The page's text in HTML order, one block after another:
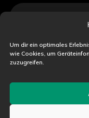
Um dir ein optimales
wie Cookies, um
zuzugreifen.
Follow